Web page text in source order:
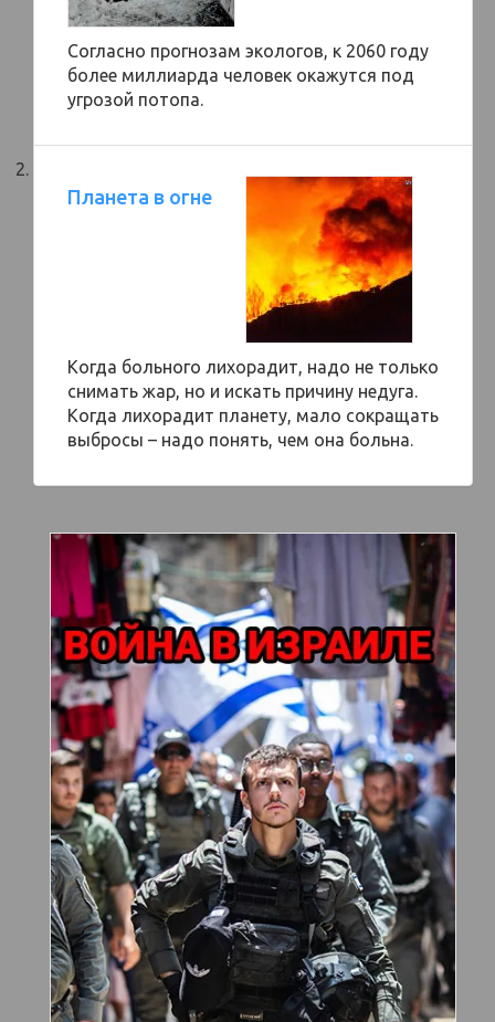
Согласно прогнозам экологов, к 2060 году
более миллиарда человек окажутся под
угрозой потопа.
Планета в огне
Когда больного лихорадит, надо не только
снимать жар, но и искать причину недуга.
Когда лихорадит планету, мало сокращать
выбросы – надо понять, чем она больна.